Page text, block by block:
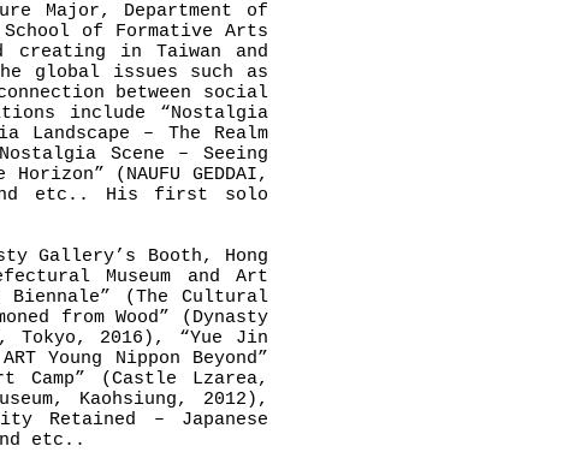
Major, Department of
of Formative Arts
in Taiwan and
global issues such as
between social
include “Nostalgia
Landscape – The Realm
Scene – Seeing
(NAUFU GEDDAI,
etc.. His first solo
Gallery’s Booth, Hong
Museum and Art
Biennale” (The Cultural
from Wood” (Dynasty
Tokyo, 2016), “Yue Jin
Young Nippon Beyond”
Camp” (Castle Lzarea,
Kaohsiung, 2012),
Retained – Japanese
etc..